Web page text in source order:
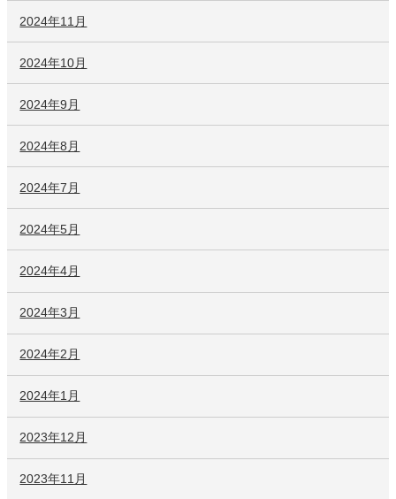
2024年11月
2024年10月
2024年9月
2024年8月
2024年7月
2024年5月
2024年4月
2024年3月
2024年2月
2024年1月
2023年12月
2023年11月